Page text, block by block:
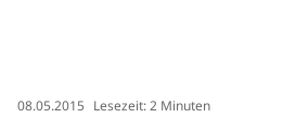
08.05.2015 Lesezeit: 2 Minuten